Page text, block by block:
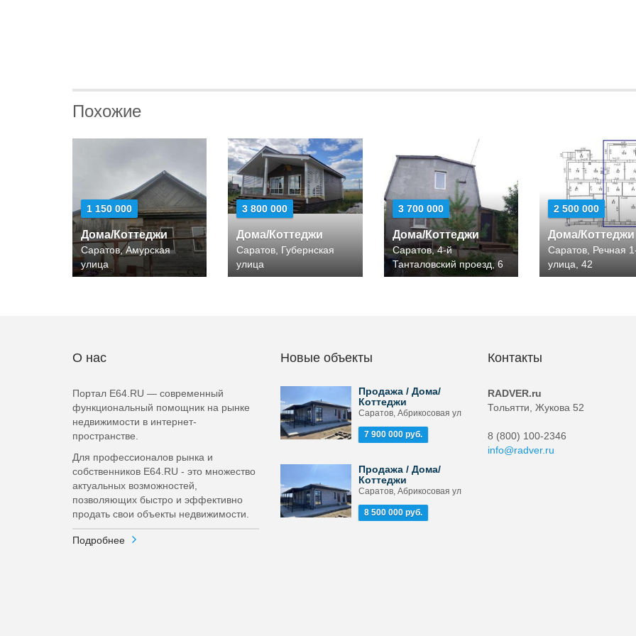
Похожие
1 150 000
Дома/Коттеджи
Саратов, Амурская
улица
3 800 000
Дома/Коттеджи
Саратов, Губернская
улица
3 700 000
Дома/Коттеджи
Саратов, 4-й
Танталовский проезд, 6
2 500 000
Дома/Коттеджи
Саратов, Речная
улица, 42
О нас
Портал E64.RU — современный
функциональный помощник на рынке
недвижимости в интернет-
пространстве.
Для профессионалов рынка и
собственников E64.RU - это множество
актуальных возможностей,
позволяющих быстро и эффективно
продать свои объекты недвижимости.
Подробнее
Новые объекты
Продажа / Дома/
Коттеджи
Саратов, Абрикосовая ул
7 900 000 руб.
Продажа / Дома/
Коттеджи
Саратов, Абрикосовая ул
8 500 000 руб.
Контакты
RADVER.ru
Тольятти, Жукова 52
8 (800) 100-2346
info@radver.ru